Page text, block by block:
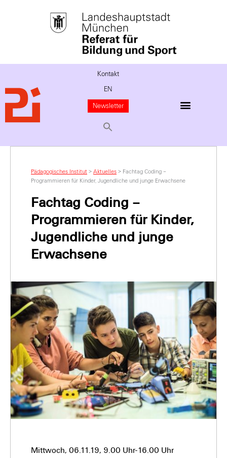
Kontakt
EN
Newsletter
Pädagogisches Institut > Aktuelles > Fachtag Coding –
Programmieren für Kinder, Jugendliche und junge Erwachsene
Fachtag Coding –
Programmieren für Kinder,
Jugendliche und junge
Erwachsene
Mittwoch, 06.11.19, 9.00 Uhr-16.00 Uhr